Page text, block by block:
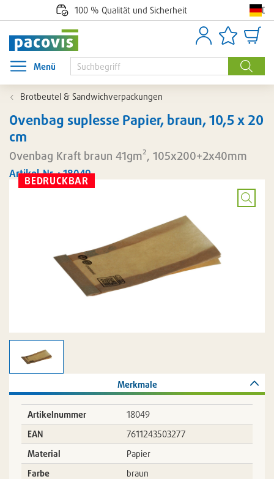
100 % Qualität und Sicherheit
Suche
AnmeldenArtikellisten
Menü
Menü öffnen
Brotbeutel & Sandwichverpackungen
Ovenbag suplesse Papier, braun, 10,5 x 20
cm
Ovenbag Kraft braun 41gm², 105x200+2x40mm
Artikel-Nr. : 18049
BEDRUCKBAR
Bild
Merkmale
Artikelnummer
18049
EAN
7611243503277
Material
Papier
Farbe
braun